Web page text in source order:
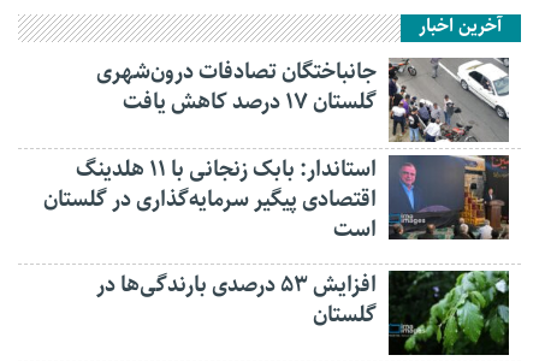
آخرین اخبار
جانباختگان تصادفات درون‌شهری
گلستان ۱۷ درصد کاهش یافت
استاندار: بابک زنجانی با ۱۱ هلدینگ
اقتصادی پیگیر سرمایه‌گذاری در گلستان
است
افزایش ۵۳ درصدی بارندگی‌ها در
گلستان